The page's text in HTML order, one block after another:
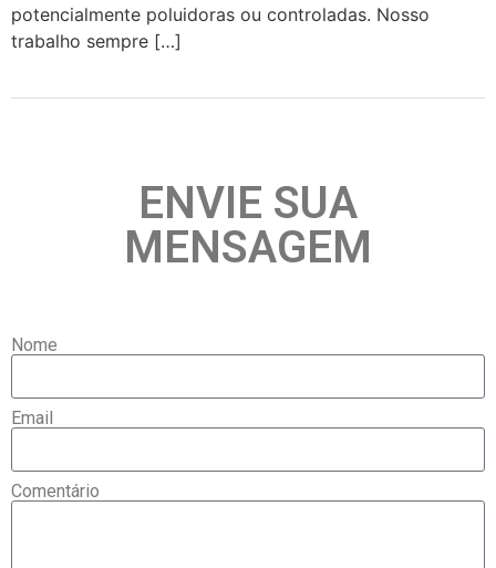
potencialmente poluidoras ou controladas. Nosso
trabalho sempre […]
ENVIE SUA
MENSAGEM
Nome
Email
Comentário